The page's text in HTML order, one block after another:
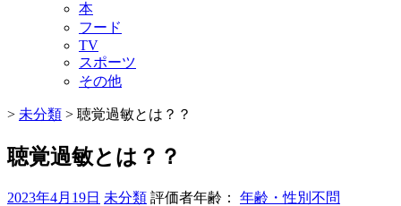
本
フード
TV
スポーツ
その他
> 未分類 > 聴覚過敏とは？？
聴覚過敏とは？？
2023年4月19日 未分類 評価者年齢： 年齢・性別不問